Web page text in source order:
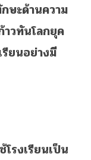
ษะด้านความ
าวทันโลกยุค
ยนอย่างมี
รงเรียนเป็น